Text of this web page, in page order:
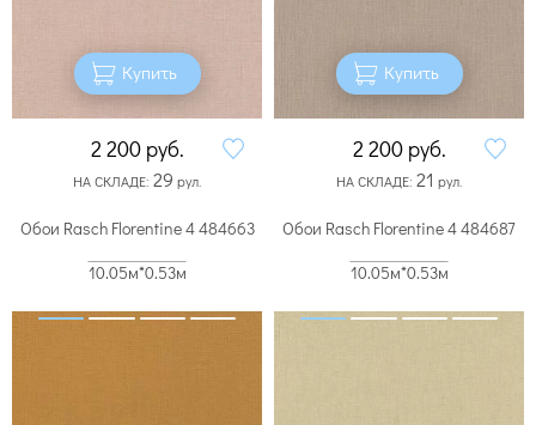
Купить
2 200 руб.
НА СКЛАДЕ: 29 рул.
Купить
2 200 руб.
НА СКЛАДЕ: 21 рул.
Обои Rasch Florentine 4 484663
10.05м*0.53м
Обои Rasch Florentine 4 484687
10.05м*0.53м